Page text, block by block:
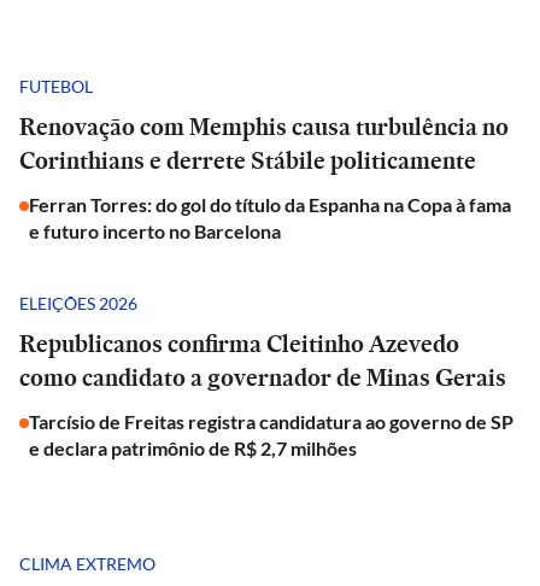
FUTEBOL
Renovação com Memphis causa turbulência no
Corinthians e derrete Stábile politicamente
Ferran Torres: do gol do título da Espanha na Copa à fama
e futuro incerto no Barcelona
ELEIÇÕES 2026
Republicanos confirma Cleitinho Azevedo
como candidato a governador de Minas Gerais
Tarcísio de Freitas registra candidatura ao governo de SP
e declara patrimônio de R$ 2,7 milhões
CLIMA EXTREMO